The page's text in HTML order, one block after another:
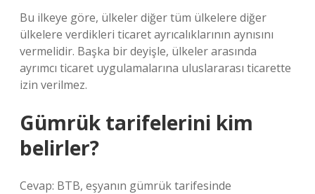
Bu ilkeye göre, ülkeler diğer tüm ülkelere diğer
ülkelere verdikleri ticaret ayrıcalıklarının aynısını
vermelidir. Başka bir deyişle, ülkeler arasında
ayrımcı ticaret uygulamalarına uluslararası ticarette
izin verilmez.
Gümrük tarifelerini kim
belirler?
Cevap: BTB, eşyanın gümrük tarifesinde